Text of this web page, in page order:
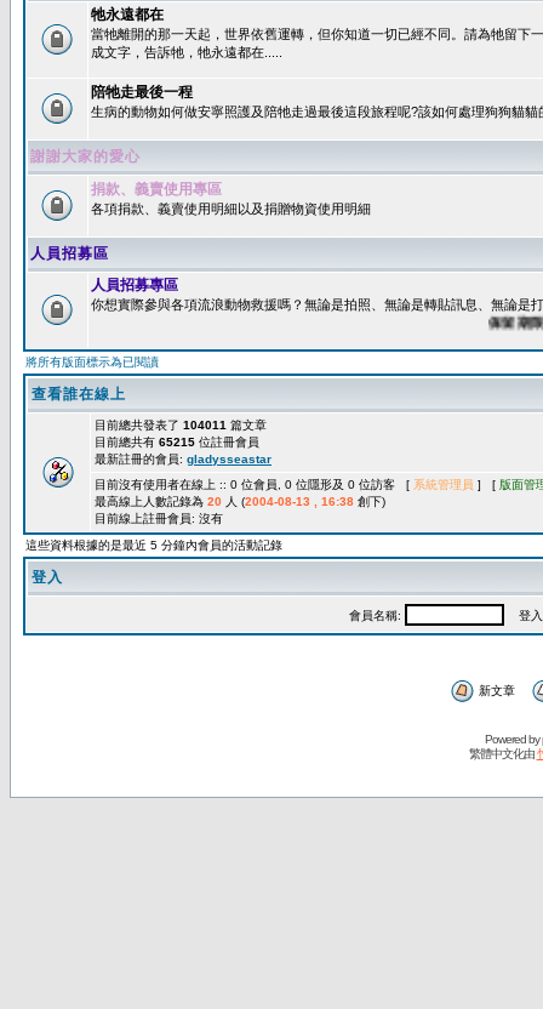
牠永遠都在
當牠離開的那一天起，世界依舊運轉，但你知道一切已經不同。請為牠留下
成文字，告訴牠，牠永遠都在.....
陪牠走最後一程
生病的動物如何做安寧照護及陪牠走過最後這段旅程呢?該如何處理狗狗貓貓
謝謝大家的愛心
捐款、義賣使用專區
各項捐款、義賣使用明細以及捐贈物資使用明細
人員招募區
人員招募專區
你想實際參與各項流浪動物救援嗎？無論是拍照、無論是轉貼訊息、無論是
保留期限：
將所有版面標示為已閱讀
查看誰在線上
目前總共發表了 104011 篇文章
目前總共有 65215 位註冊會員
最新註冊的會員: gladysseastar
目前沒有使用者在線上 :: 0 位會員, 0 位隱形及 0 位訪客 [ 系統管理員 ] [ 版面管
最高線上人數記錄為 20 人 (2004-08-13 , 16:38 創下)
目前線上註冊會員: 沒有
這些資料根據的是最近 5 分鐘內會員的活動記錄
登入
會員名稱: 登入
新文章
Powered by
繁體中文化由